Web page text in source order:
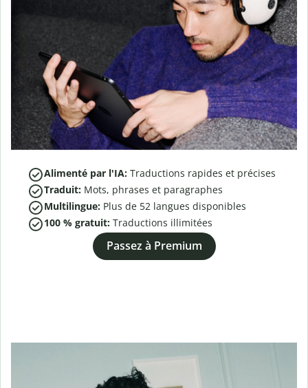
Alimenté par l'IA: Traductions rapides et précises
Traduit: Mots, phrases et paragraphes
Multilingue: Plus de 52 langues disponibles
100 % gratuit: Traductions illimitées
Passez à Premium